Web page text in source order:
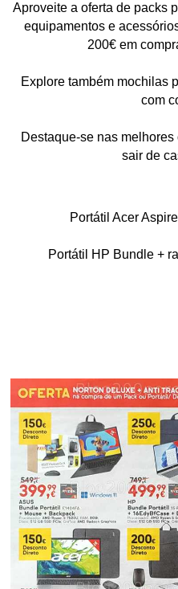
Aproveite a oferta de packs
equipamentos e
200€ em
Explore também mochilas
com
Destaque-se nas
sair de
Portátil Acer
Portátil HP Bundle +